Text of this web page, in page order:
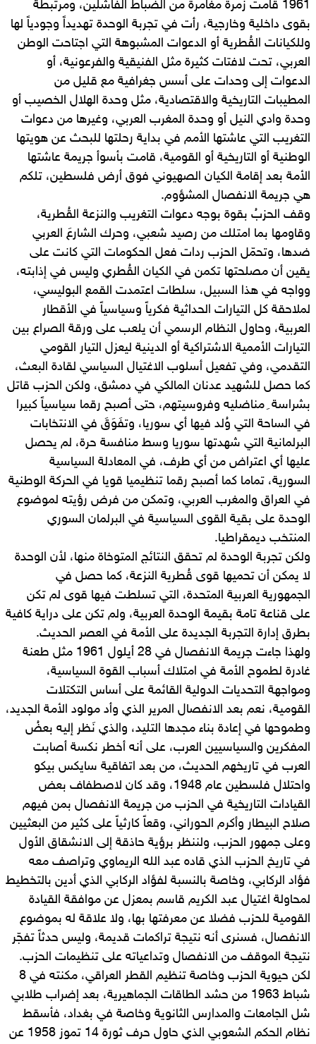
1961 قامت زمرة مغامرة من الضباط الفاشلين، ومرتبطة
بقوى داخلية وخارجية، رأت في تجربة الوحدة تهديداً وجودياً لها
وللكيانات القُطرية أو الدعوات المشبوهة التي اجتاحت الوطن
العربي، تحت لافتات كثيرة مثل الفنيقية والفرعونية، أو
الدعوات إلى وحدات على أسس جغرافية مع قليل من
المطيبات التاريخية والاقتصادية، مثل وحدة الهلال الخصيب أو
وحدة وادي النيل أو وحدة المغرب العربي، وغيرها من دعوات
التغريب التي عاشتها الأمم في بداية رحلتها للبحث عن هويتها
الوطنية أو التاريخية أو القومية، قامت بأسوأ جريمة عاشتها
الأمة بعد إقامة الكيان الصهيوني فوق أرض فلسطين، تلكم
هي جريمة الانفصال المشؤوم.
وقف الحزبُ بقوة بوجه دعوات التغريب والنزعة القُطرية،
وقاومها بما امتلك من رصيد شعبي، وحرك الشارعَ العربي
ضدها، وتحمّل الحزب ردات فعل الحكومات التي كانت على
يقين أن مصلحتها تكمن في الكيان القُطري وليس في إذابته،
وواجه في هذا السبيل، سلطات اعتمدت القمع البوليسي،
لملاحقة كل التيارات الحداثية فكرياً وسياسياً في الأقطار
العربية، وحاول النظام الرسمي أن يلعب على ورقة الصراع بين
التيارات الأممية الاشتراكية أو الدينية ليعزل التيار القومي
التقدمي، وفي تفعيل أسلوب الاغتيال السياسي لقادة البعث،
كما حصل للشهيد عدنان المالكي في دمشق، ولكن الحزب قاتل
بشراسة ِ مناضليه وفروسيتهم، حتى أصبح رقما سياسياً كبيرا
في الساحة التي وُلد فيها أي سوريا، وتفَوَقَ في الانتخابات
البرلمانية التي شهدتها سوريا وسط منافسة حرة، لم يحصل
عليها أي اعتراض من أي طرف، في المعادلة السياسية
السورية، تماما كما أصبح رقما تنظيميا قويا في الحركة الوطنية
في العراق والمغرب العربي، وتمكن من فرض رؤيته لموضوع
الوحدة على بقية القوى السياسية في البرلمان السوري
المنتخب ديمقراطيا.
ولكن تجربة الوحدة لم تحقق النتائج المتوخاة منها، لأن الوحدة
لا يمكن أن تحميها قوى قُطرية النزعة، كما حصل في
الجمهورية العربية المتحدة، التي تسلطت فيها قوى لم تكن
على قناعة تامة بقيمة الوحدة العربية، ولم تكن على دراية كافية
بطرق إدارة التجربة الجديدة على الأمة في العصر الحديث.
ولهذا جاءت جريمة الانفصال في 28 أيلول 1961 مثل طعنة
غادرة لطموح الأمة في امتلاك أسباب القوة السياسية،
ومواجهة التحديات الدولية القائمة على أساس التكتلات
القومية، نعم بعد الانفصال المرير الذي وأد مولود الأمة الجديد،
وطموحها في إعادة بناء مجدها التليد، والذي نَظر إليه بعضُ
المفكرين والسياسيين العرب، على أنه أخطر نكسة أصابت
العرب في تاريخهم الحديث، من بعد اتفاقية سايكس بيكو
واحتلال فلسطين عام 1948، وقد كان لاصطفاف بعض
القيادات التاريخية في الحزب من جريمة الانفصال بمن فيهم
صلاح البيطار وأكرم الحوراني، وقعاً كارثياً على كثير من البعثيين
وعلى جمهور الحزب، ولننظر برؤية حاذقة إلى الانشقاق الأول
في تاريخ الحزب الذي قاده عبد الله الريماوي وتراصف معه
فؤاد الركابي، وخاصة بالنسبة لفؤاد الركابي الذي أدين بالتخطيط
لمحاولة اغتيال عبد الكريم قاسم بمعزل عن موافقة القيادة
القومية للحزب فضلا عن معرفتها بها، ولا علاقة له بموضوع
الانفصال، فسنرى أنه نتيجة تراكمات قديمة، وليس حدثاً تفجّر
نتيجة الموقف من الانفصال وتداعياته على تنظيمات الحزب.
لكن حيوية الحزب وخاصة تنظيم القطر العراقي، مكنته في 8
شباط 1963 من حشد الطاقات الجماهيرية، بعد إضراب طلابي
شل الجامعات والمدارس الثانوية وخاصة في بغداد، فأسقط
نظام الحكم الشعوبي الذي حاول حرف ثورة 14 تموز 1958 عن